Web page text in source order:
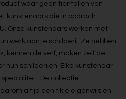
waar geen tientallen van
kunstenaars die in opdracht
Onze kunstenaars werken met
werk aan je schilderij. Ze hebben
kennen de verf, maken zelf de
hun schilderijen. Elke kunstenaar
specialiteit. De collectie
altijd een tikje eigenwijs en